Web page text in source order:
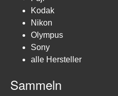
Kodak
Nikon
Olympus
Sony
alle Hersteller
Sammeln